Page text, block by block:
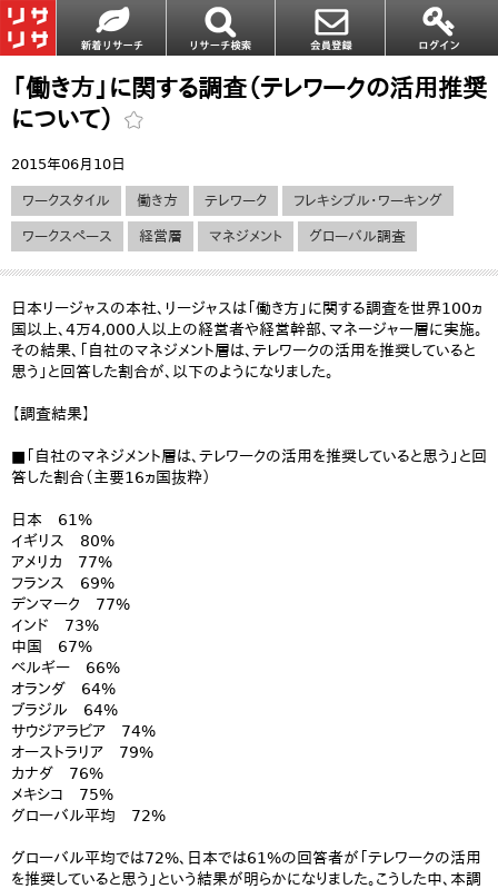
「働き方」に関する調査（テレワークの活用推奨
について）
2015年06月10日
ワークスタイル 働き方 テレワーク フレキシブル・ワーキング
ワークスペース 経営層 マネジメント グローバル調査
日本リージャスの本社、リージャスは「働き方」に関する調査を世界100ヵ
国以上、4万4,000人以上の経営者や経営幹部、マネージャー層に実施。
その結果、「自社のマネジメント層は、テレワークの活用を推奨していると
思う」と回答した割合が、以下のようになりました。
【調査結果】
■「自社のマネジメント層は、テレワークの活用を推奨していると思う」と回
答した割合（主要16ヵ国抜粋）
日本 61%
イギリス 80%
アメリカ 77%
フランス 69%
デンマーク 77%
インド 73%
中国 67%
ベルギー 66%
オランダ 64%
ブラジル 64%
サウジアラビア 74%
オーストラリア 79%
カナダ 76%
メキシコ 75%
グローバル平均 72%
グローバル平均では72%、日本では61%の回答者が「テレワークの活用
を推奨していると思う」という結果が明らかになりました。こうした中、本調